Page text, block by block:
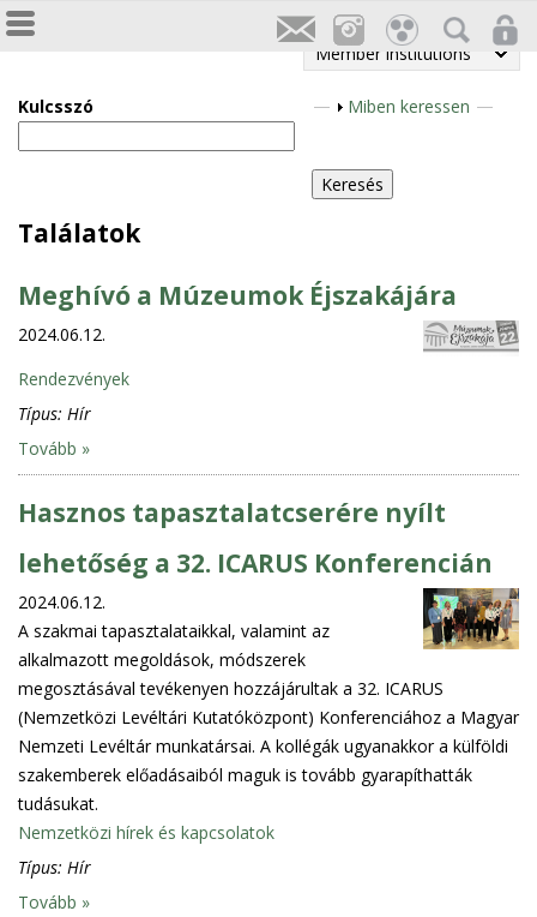
Member institutions
Kulcsszó
S
o
w
Miben keressen
Találatok
Meghívó a Múzeumok Éjszakájára
2024.06.12.
Rendezvények
Típus: Hír
Tovább »
Hasznos tapasztalatcserére nyílt
lehetőség a 32. ICARUS Konferencián
2024.06.12.
A szakmai tapasztalataikkal, valamint az
alkalmazott megoldások, módszerek
megosztásával tevékenyen hozzájárultak a 32. ICARUS
(Nemzetközi Levéltári Kutatóközpont) Konferenciához a Magyar
Nemzeti Levéltár munkatársai. A kollégák ugyanakkor a külföldi
szakemberek előadásaiból maguk is tovább gyarapíthatták
tudásukat.
Nemzetközi hírek és kapcsolatok
Típus: Hír
Tovább »